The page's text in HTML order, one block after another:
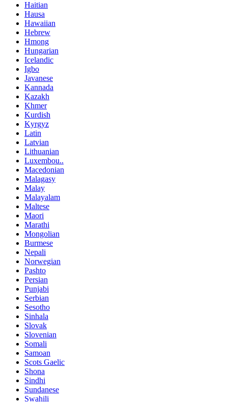
Haitian
Hausa
Hawaiian
Hebrew
Hmong
Hungarian
Icelandic
Igbo
Javanese
Kannada
Kazakh
Khmer
Kurdish
Kyrgyz
Latin
Latvian
Lithuanian
Luxembou..
Macedonian
Malagasy
Malay
Malayalam
Maltese
Maori
Marathi
Mongolian
Burmese
Nepali
Norwegian
Pashto
Persian
Punjabi
Serbian
Sesotho
Sinhala
Slovak
Slovenian
Somali
Samoan
Scots Gaelic
Shona
Sindhi
Sundanese
Swahili